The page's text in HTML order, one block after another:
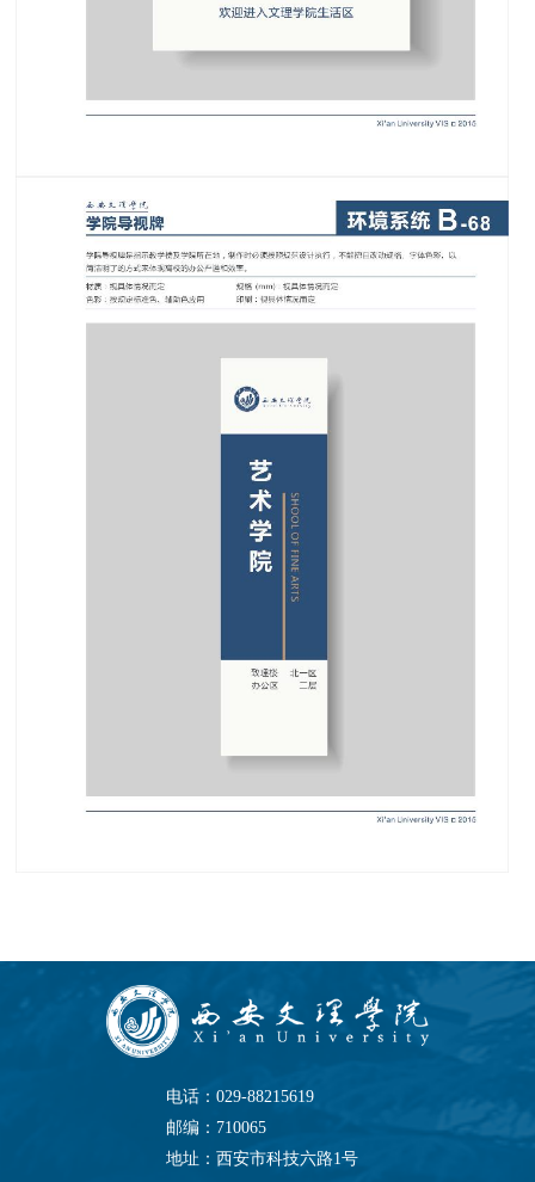
电话：029-88215619
邮编：710065
地址：西安市科技六路1号